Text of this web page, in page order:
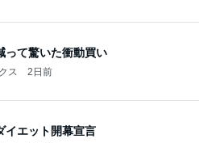
って驚いた衝動買い
ス 2日前
イエット開幕宣言